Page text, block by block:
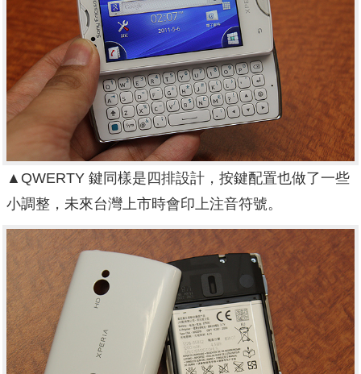
▲QWERTY 鍵同樣是四排設計，按鍵配置也做了一些
小調整，未來台灣上市時會印上注音符號。